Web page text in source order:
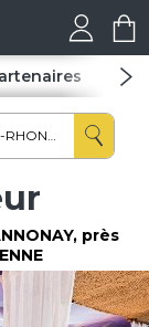
Spas
, près